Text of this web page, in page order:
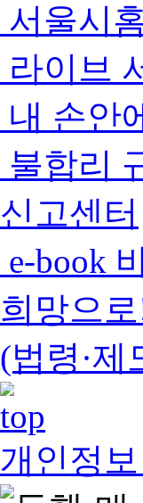
서울시
라이브
내 손안
불합리
신고센터
e-book
희망으
(법령·제
개인정